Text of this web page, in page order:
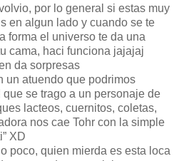
por lo general si estas muy
en algun lado y cuando se te
forma el universo te da una
cama, haci funciona jajajaj
da sorpresas
un atuendo que podrimos
se trago a un personaje de
lacteos, cuernitos, coletas,
nos cae Tohr con la simple
XD
poco, quien mierda es esta loca